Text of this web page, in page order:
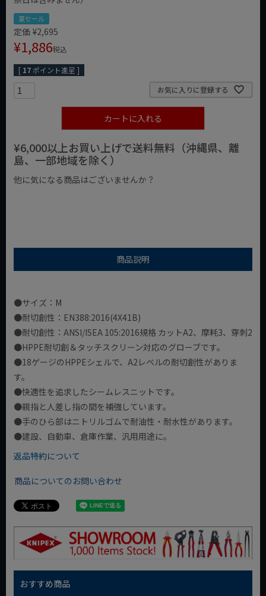
夏セール
定価 ¥2,695
¥1,886税込
[ 17ポイント進呈 ]
お気に入りに登録する
カートに入れる
¥6,000以上お買い上げで送料無料（沖縄県、離
島、一部地域を除く）
他に気になる商品はございませんか？
商品説明
●サイズ：M
●耐切創性：EN388:2016(4X41B)
●耐切創性：ANSI/ISEA 105:2016規格 カットA2、摩耗3、穿刺2
●HPPE耐切創＆タッチスクリーン対応のグローブです。
●18ゲージのHPPEシェルで、A2レベルの耐切創性がありま
す。
●快適性を追求したシームレスニットです。
●親指と人差し指の間を補強しています。
●手のひら部はニトリルゴムで耐油性・耐水性があります。
●建設、自動車、倉庫作業、汎用用途に。
返品特約について
商品についてのお問い合わせ
おすすめ商品